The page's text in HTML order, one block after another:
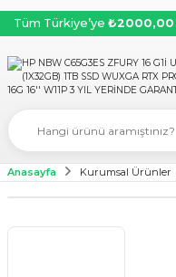
Tüm Türkiye’ye ₺2000,00
Anasayfa Kurumsal Ürünler